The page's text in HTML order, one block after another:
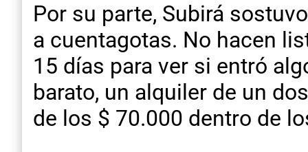
Por su parte, Subirá
a cuentagotas. No hacen
15 días para ver si entró
barato, un alquiler de un
de los $ 70.000 dentro de